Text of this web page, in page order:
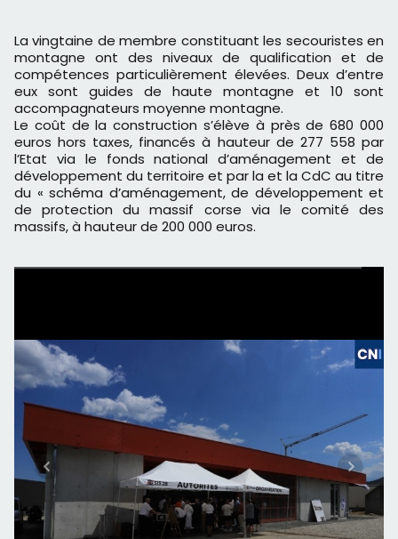
La vingtaine de membre constituant les secouristes en
montagne ont des niveaux de qualification et de
compétences particulièrement élevées. Deux d’entre
eux sont guides de haute montagne et 10 sont
accompagnateurs moyenne montagne.
Le coût de la construction s’élève à près de 680 000
euros hors taxes, financés à hauteur de 277 558 par
l’Etat via le fonds national d’aménagement et de
développement du territoire et par la et la CdC au titre
du « schéma d’aménagement, de développement et
de protection du massif corse via le comité des
massifs, à hauteur de 200 000 euros.